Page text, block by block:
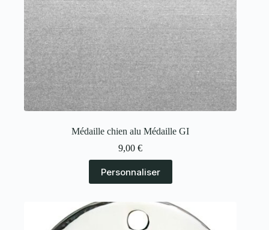
Médaille chien alu Médaille GI
9,00€
Personnaliser